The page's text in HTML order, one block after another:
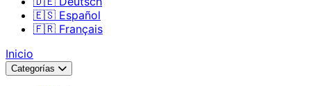
🇪🇸 Español
🇫🇷 Français
Inicio
Categorías